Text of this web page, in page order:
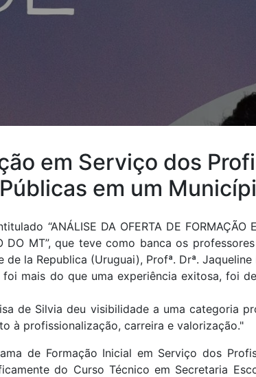
em Serviço dos
em um
“ANÁLISE DA OFERTA DE FORMAÇÃO
DO MT”, que teve como banca os
la Republica (Uruguai), Profª. Drª. Jaqueline
mais do que uma experiência exitosa, foi
de Silvia deu visibilidade a uma categoria
à profissionalização, carreira e valorização."
de Formação Inicial em Serviço dos
do Curso Técnico em Secretaria